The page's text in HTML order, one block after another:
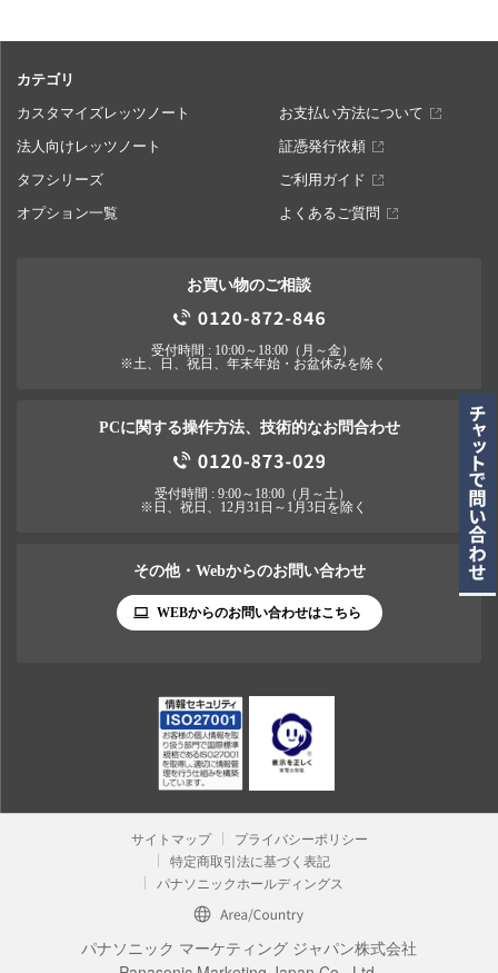
カテゴリ
カスタマイズレッツノート
お支払い方法について
法人向けレッツノート
証憑発行依頼
タフシリーズ
ご利用ガイド
オプション一覧
よくあるご質問
お買い物のご相談
受付時間 : 10:00～18:00（月～金）
※土、日、祝日、年末年始・お盆休みを除く
PCに関する操作方法、技術的なお問合わせ
受付時間 : 9:00～18:00（月～土）
※日、祝日、12月31日～1月3日を除く
その他・Webからのお問い合わせ
WEBからのお問い合わせはこちら
サイトマップ
プライバシーポリシー
特定商取引法に基づく表記
パナソニックホールディングス
パナソニック マーケティング ジャパン株式会社